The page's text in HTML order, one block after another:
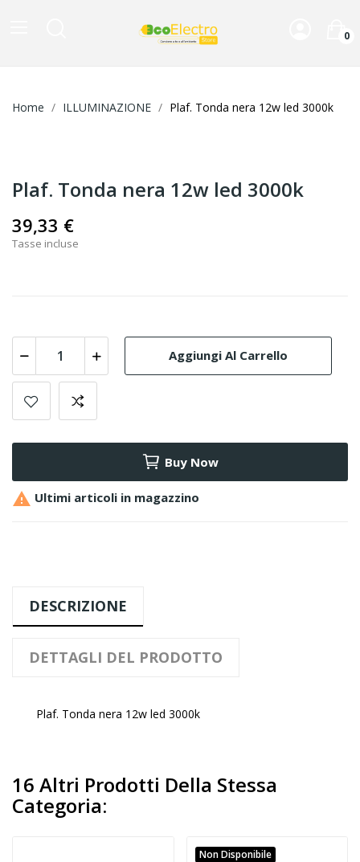
0
Home ILLUMINAZIONE Plaf. Tonda nera 12w led 3000k
Plaf. Tonda nera 12w led 3000k
39,33 €
Tasse incluse
Aggiungi Al Carrello
Buy Now
 Ultimi articoli in magazzino
DESCRIZIONE
DETTAGLI DEL PRODOTTO
Plaf. Tonda nera 12w led 3000k
16 Altri Prodotti Della Stessa
Categoria:
Non Disponibile